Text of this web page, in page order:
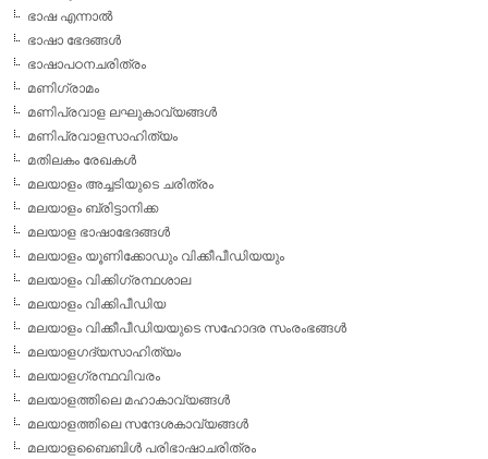
ഭാഷ എന്നാല്‍
ഭാഷാ ഭേദങ്ങള്‍
ഭാഷാപഠനചരിത്രം
മണിഗ്രാമം
മണിപ്രവാള ലഘുകാവ്യങ്ങള്‍
മണിപ്രവാളസാഹിത്യം
മതിലകം രേഖകള്‍
മലയാളം അച്ചടിയുടെ ചരിത്രം
മലയാളം ബ്രിട്ടാനിക്ക
മലയാള ഭാഷാഭേദങ്ങള്‍
മലയാളം യൂണിക്കോഡും വിക്കീപീഡിയയും
മലയാളം വിക്കിഗ്രന്ഥശാല
മലയാളം വിക്കിപീഡിയ
മലയാളം വിക്കീപീഡിയയുടെ സഹോദര സംരംഭങ്ങള്‍
മലയാളഗദ്യസാഹിത്യം
മലയാളഗ്രന്ഥവിവരം
മലയാളത്തിലെ മഹാകാവ്യങ്ങള്‍
മലയാളത്തിലെ സന്ദേശകാവ്യങ്ങള്‍
മലയാളബൈബിള്‍ പരിഭാഷാചരിത്രം